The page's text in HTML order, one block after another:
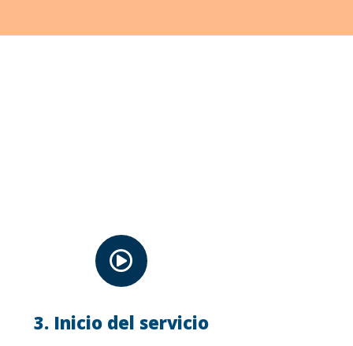

3. Inicio del servicio